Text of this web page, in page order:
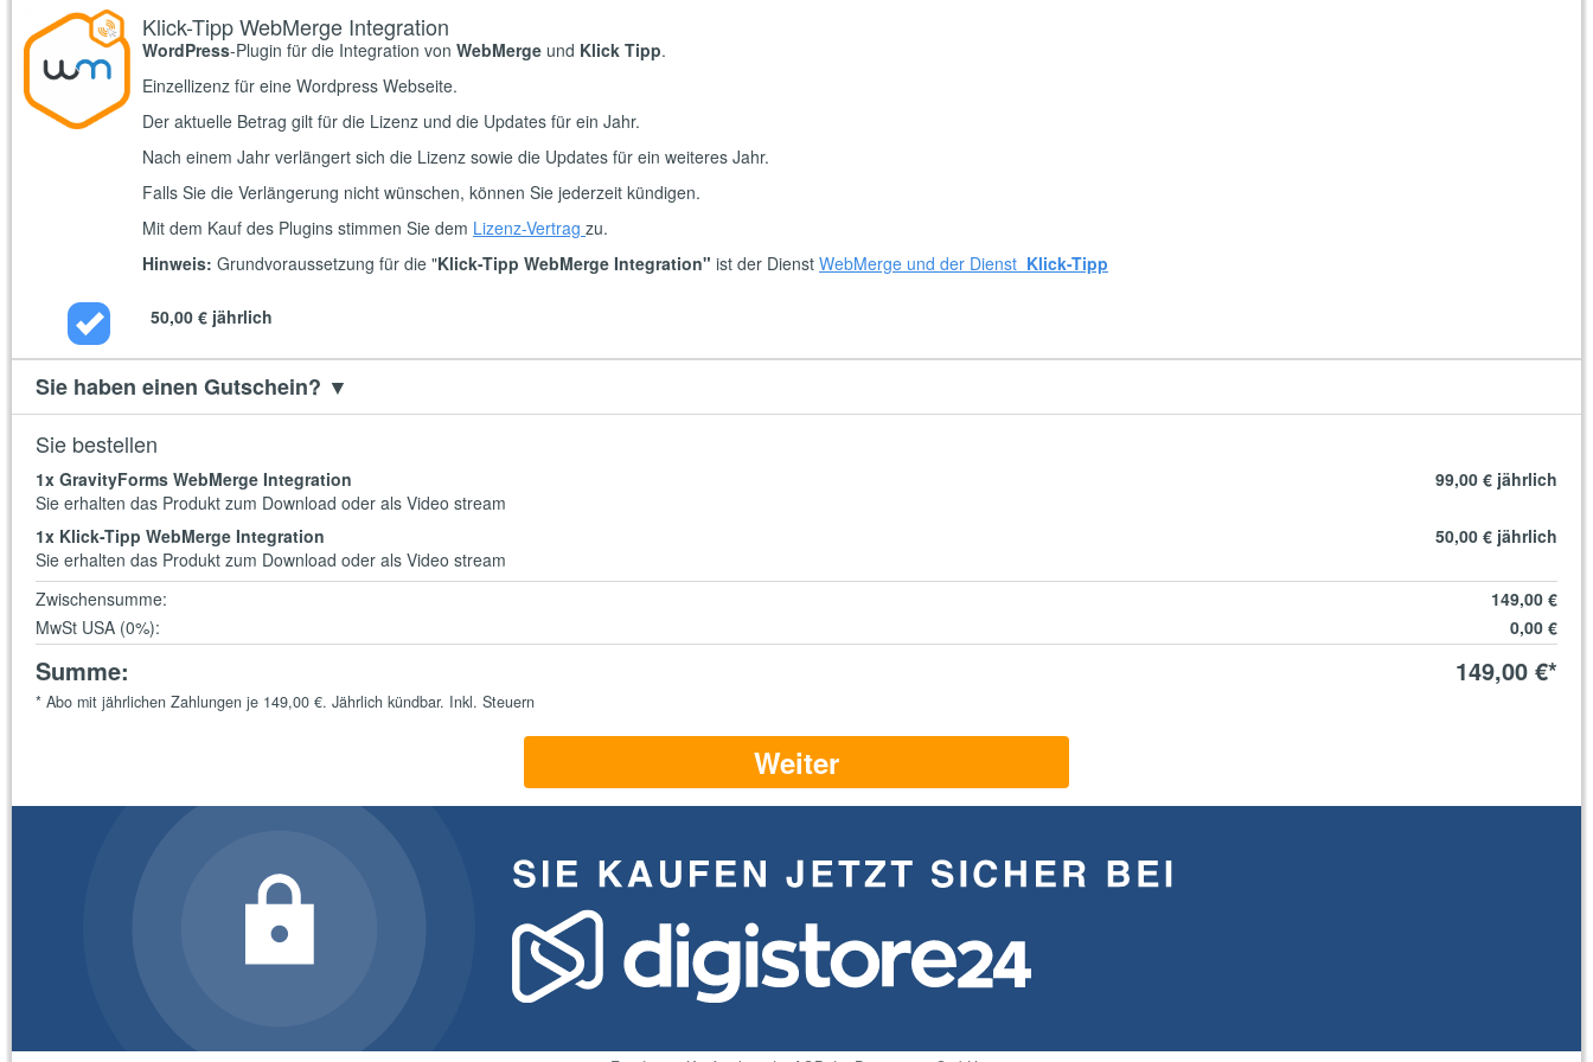
Klick-Tipp WebMerge Integration
WordPress-Plugin für die Integration von WebMerge und Klick Tipp.
Einzellizenz für eine Wordpress Webseite.
Der aktuelle Betrag gilt für die Lizenz und die Updates für ein Jahr.
Nach einem Jahr verlängert sich die Lizenz sowie die Updates für ein weiteres Jahr.
Falls Sie die Verlängerung nicht wünschen, können Sie jederzeit kündigen.
Mit dem Kauf des Plugins stimmen Sie dem Lizenz-Vertrag zu.
Hinweis: Grundvoraussetzung für die "Klick-Tipp WebMerge Integration" ist der Dienst WebMerge und der Dienst Klick-Tipp
50,00 € jährlich
Sie haben einen Gutschein? ▼
Sie bestellen
1x GravityForms WebMerge Integration
Sie erhalten das Produkt zum Download oder als Video stream
99,00 € jährlich
1x Klick-Tipp WebMerge Integration
Sie erhalten das Produkt zum Download oder als Video stream
50,00 € jährlich
Zwischensumme:
149,00 €
MwSt USA (0%): 0,00 €
Summe: 149,00 €*
* Abo mit jährlichen Zahlungen je 149,00 €. Jährlich kündbar. Inkl. Steuern
Weiter